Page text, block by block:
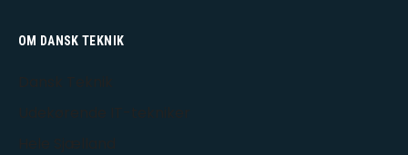
OM DANSK TEKNIK